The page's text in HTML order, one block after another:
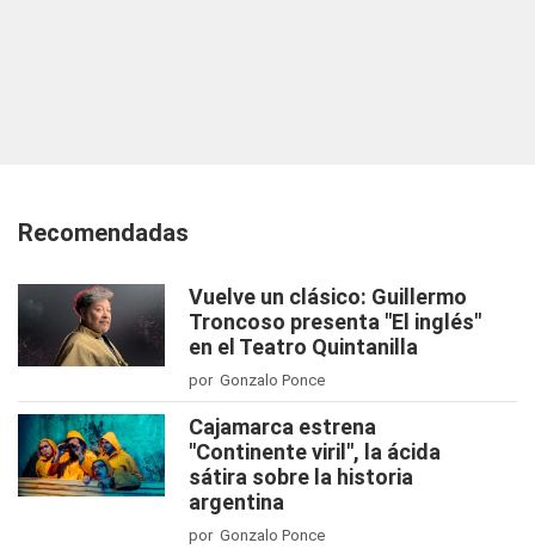
Recomendadas
Vuelve un clásico: Guillermo
Troncoso presenta "El inglés"
en el Teatro Quintanilla
por Gonzalo Ponce
Cajamarca estrena
"Continente viril", la ácida
sátira sobre la historia
argentina
por Gonzalo Ponce